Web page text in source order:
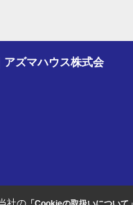
アズマハウス株式会